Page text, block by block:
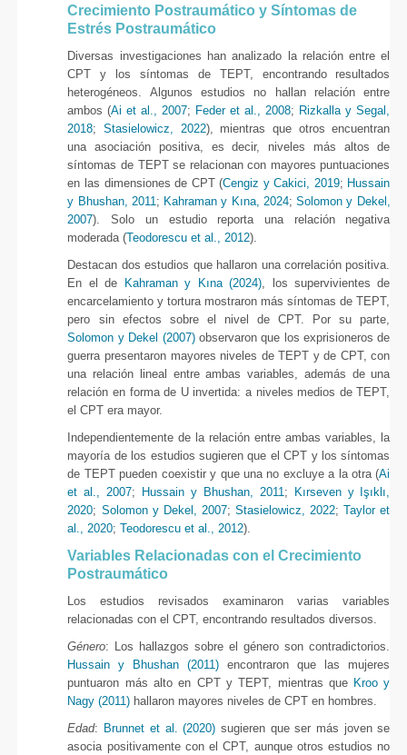
Crecimiento Postraumático y Síntomas de
Estrés Postraumático
Diversas investigaciones han analizado la relación entre el
CPT y los síntomas de TEPT, encontrando resultados
heterogéneos. Algunos estudios no hallan relación entre
ambos (Ai et al., 2007; Feder et al., 2008; Rizkalla y Segal,
2018;Stasielowicz, 2022), mientras que otros encuentran
una asociación positiva, es decir, niveles más altos de
síntomas de TEPT se relacionan con mayores puntuaciones
en las dimensiones de CPT (Cengiz y Cakici, 2019; Hussain
y Bhushan, 2011; Kahraman y Kına, 2024;Solomon y Dekel,
2007). Solo un estudio reporta una relación negativa
moderada (Teodorescu et al., 2012).
Destacan dos estudios que hallaron una correlación positiva.
En el de
Kahraman y Kına (2024), los supervivientes de
encarcelamiento y tortura mostraron más síntomas de TEPT,
pero sin efectos sobre el nivel de CPT. Por su parte,
Solomon y Dekel (2007)observaron que los exprisioneros de
guerra presentaron mayores niveles de TEPT y de CPT, con
una relación lineal entre ambas variables, además de una
relación en forma de U invertida: a niveles medios de TEPT,
el CPT era mayor.
Independientemente de la relación entre ambas variables, la
mayoría de los estudios sugieren que el CPT y los síntomas
de TEPT pueden coexistir y que una no excluye a la otra (Ai
et al., 2007; Hussain y Bhushan, 2011;
Kırseven y Işıklı,
2020; Solomon y Dekel, 2007;Stasielowicz, 2022;Taylor et
al., 2020;Teodorescu et al., 2012).
Variables Relacionadas con el Crecimiento
Postraumático
Los estudios revisados examinaron varias variables
relacionadas con el CPT, encontrando resultados diversos.
Género: Los hallazgos sobre el género son contradictorios.
Hussain y Bhushan (2011) encontraron que las mujeres
puntuaron más alto en CPT y TEPT, mientras que Kroo y
Nagy (2011) hallaron mayores niveles de CPT en hombres.
Edad: Brunnet et al. (2020) sugieren que ser más joven se
asocia positivamente con el CPT, aunque otros estudios no